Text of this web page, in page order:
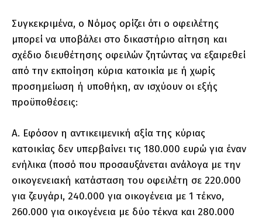
Συγκεκριμένα, ο Νόμος ορίζει ότι ο οφειλέτης
μπορεί να υποβάλει στο δικαστήριο αίτηση και
σχέδιο διευθέτησης οφειλών ζητώντας να εξαιρεθεί
από την εκποίηση κύρια κατοικία με ή χωρίς
προσημείωση ή υποθήκη, αν ισχύουν οι εξής
προϋποθέσεις:
Α. Εφόσον η αντικειμενική αξία της κύριας
κατοικίας δεν υπερβαίνει τις 180.000 ευρώ για έναν
ενήλικα (ποσό που προσαυξάνεται ανάλογα με την
οικογενειακή κατάσταση του οφειλέτη σε 220.000
για ζευγάρι, 240.000 για οικογένεια με 1 τέκνο,
260.000 για οικογένεια με δύο τέκνα και 280.000